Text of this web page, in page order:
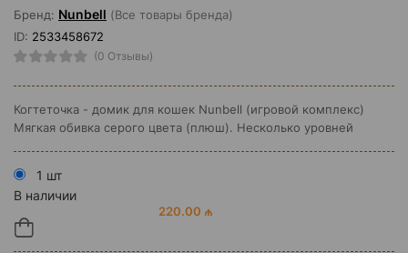
Бренд: Nunbell (Все товары бренда)
ID: 2533458672
(0 Отзывы)
Когтеточка - домик для кошек Nunbell (игровой комплекс)
Мягкая обивка серого цвета (плюш). Несколько уровней
1 шт
В наличии
220.00 ₼